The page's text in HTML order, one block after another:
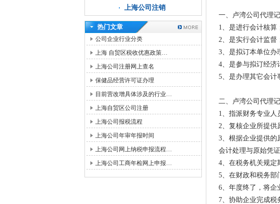
上海公司注销
热门文章
公司企业行业分类
上海 自贸区税收优惠政策…
上海公司注册网上查名
保健品经营许可证办理
目前营改增具体涉及的行业…
上海自贸区公司注册
上海公司报税流程
上海公司年审年报时间
上海公司网上纳税申报流程…
上海公司工商年检网上申报…
一、卢湾公司代理
1、是进行会计核算
2、是实行会计监督
3、是拟订本单位办
4、是参与拟订经济
5、是办理其它会计
二、卢湾公司代理
1、指派财务专业人
2、复核企业所提供
3、根据企业提供的
会计处理与原始凭
4、在税务机关规定
5、在财政和税务部
6、年度终了，将企
7、协助企业完成税